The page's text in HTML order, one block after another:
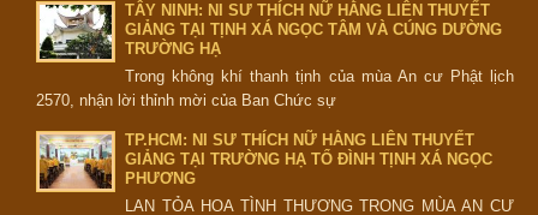
TÂY NINH: NI SƯ THÍCH NỮ HẰNG LIÊN THUYẾT
GIẢNG TẠI TỊNH XÁ NGỌC TÂM VÀ CÚNG DƯỜNG
TRƯỜNG HẠ
Trong không khí thanh tịnh của mùa An cư Phật lịch
2570, nhận lời thỉnh mời của Ban Chức sự
TP.HCM: NI SƯ THÍCH NỮ HẰNG LIÊN THUYẾT
GIẢNG TẠI TRƯỜNG HẠ TỔ ĐÌNH TỊNH XÁ NGỌC
PHƯƠNG
LAN TỎA HOA TÌNH THƯƠNG TRONG MÙA AN CƯ